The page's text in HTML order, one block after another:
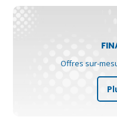
Offres sur-